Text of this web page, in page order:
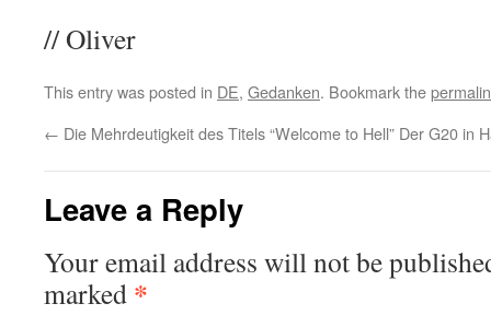
// Oliver
This entry was posted in DE, Gedanken. Bookmark the
← Die Mehrdeutigkeit des Titels “Welcome to Hell” Der G20 in
Leave a Reply
Your email address will not be
marked *